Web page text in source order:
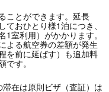
ことができます。延長
ておひとり様1泊につき、
室利用）がかかります。
よる航空券の差額が発生
を前に延ばす）も追加料
す。
在は原則ビザ（査証）は